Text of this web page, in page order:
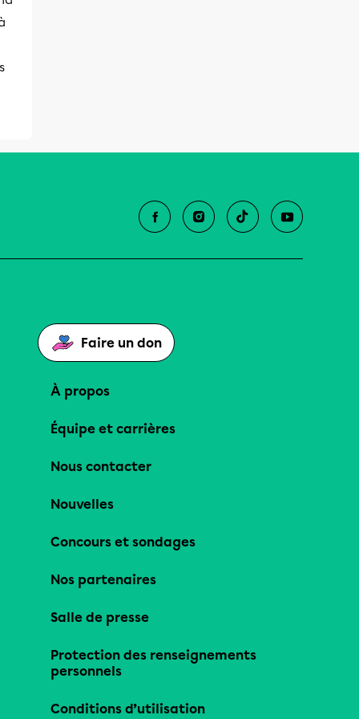
Faire un don
À propos
Équipe et carrières
Nous contacter
Nouvelles
Concours et sondages
Nos partenaires
Salle de presse
Protection des renseignements
personnels
Conditions d’utilisation